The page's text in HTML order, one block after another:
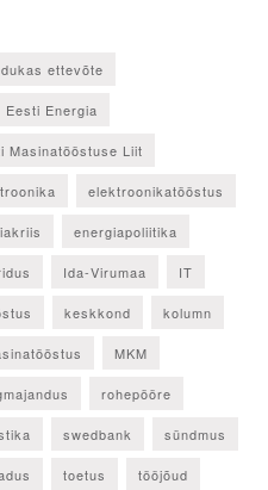
ettevõte
Eesti Energia
Masinatööstuse Liit
elektroonikatööstus
energiapoliitika
Ida-Virumaa IT
keskkond kolumn
MKM
rohepööre
swedbank sündmus
toetus tööjõud